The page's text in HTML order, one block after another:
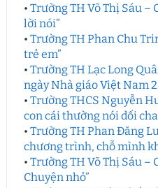
• Trường TH Võ Thị Sáu –
lời nói”
• Trường TH Phan Chu
trẻ em”
• Trường TH Lạc Long
ngày Nhà giáo Việt Nam
• Trường THCS Nguyễn
con cái thường nói dối cha
• Trường TH Phan Đăng
chương trình, chỗ mình
• Trường TH Võ Thị Sáu –
Chuyện nhỏ”